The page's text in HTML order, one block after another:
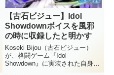
【古石ビジュー】Idol
Showdownボイスを風邪
の時に収録したと明かす
Koseki Bijou（古石ビジュー）
が、格闘ゲーム『Idol
Showdown』に実装された自身の